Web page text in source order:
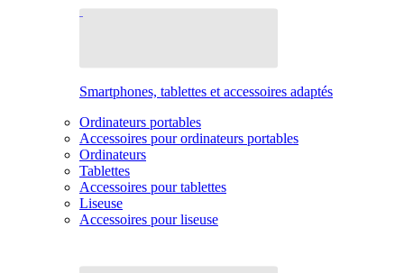
Smartphones, tablettes et accessoires adaptés
Ordinateurs portables
Accessoires pour ordinateurs portables
Ordinateurs
Tablettes
Accessoires pour tablettes
Liseuse
Accessoires pour liseuse